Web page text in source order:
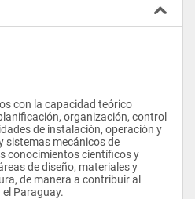
con la capacidad teórico
organización, control
de instalación, operación y
sistemas mecánicos de
conocimientos científicos y
de diseño, materiales y
de manera a contribuir al
Paraguay.